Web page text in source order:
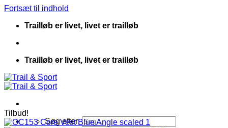
Fortsæt til indhold
Trailløb er livet, livet er trailløb
Trailløb er livet, livet er trailløb
Søg efter:
Tilbud!